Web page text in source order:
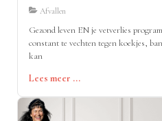
Afvallen
Gezond leven EN je vetverlies
constant te vechten tegen koekjes,
kan
Lees meer ...